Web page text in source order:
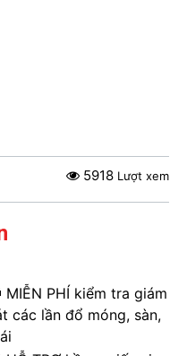
5918 Lượt xem
MIỄN PHÍ kiểm tra giám
các lần đổ móng, sàn,